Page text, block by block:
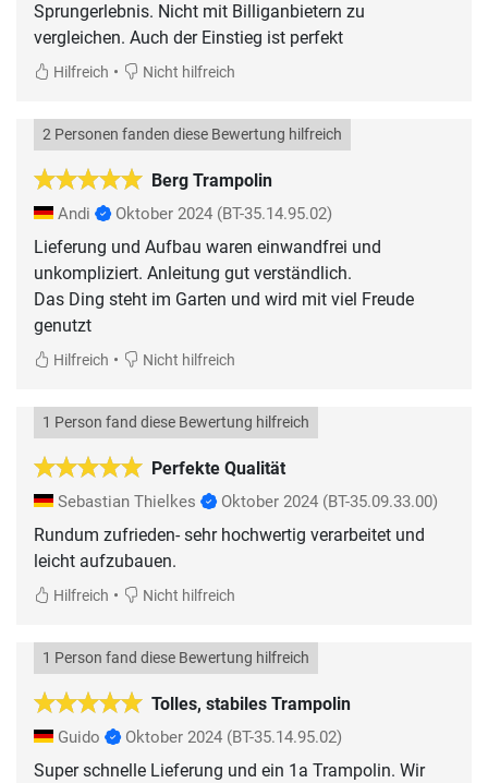
Sprungerlebnis. Nicht mit Billiganbietern zu
vergleichen. Auch der Einstieg ist perfekt
Hilfreich • Nicht hilfreich
Berg Trampolin
2 Personen fanden diese Bewertung hilfreich
Andi Oktober 2024 (BT-35.14.95.02)
Lieferung und Aufbau waren einwandfrei und
unkompliziert. Anleitung gut verständlich.
Das Ding steht im Garten und wird mit viel Freude
genutzt
Hilfreich • Nicht hilfreich
Perfekte Qualität
1 Person fand diese Bewertung hilfreich
Sebastian Thielkes Oktober 2024 (BT-35.09.33.00)
Rundum zufrieden- sehr hochwertig verarbeitet und
Hilfreich • Nicht hilfreich
Tolles, stabiles Trampolin
1 Person fand diese Bewertung hilfreich
Guido Oktober 2024 (BT-35.14.95.02)
Super schnelle Lieferung und ein 1a Trampolin. Wir